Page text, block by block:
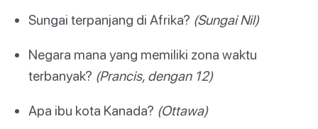
Sungai terpanjang di Afrika? (Sungai Nil)
Negara mana yang memiliki zona waktu
terbanyak? (Prancis, dengan 12)
Apa ibu kota Kanada? (Ottawa)